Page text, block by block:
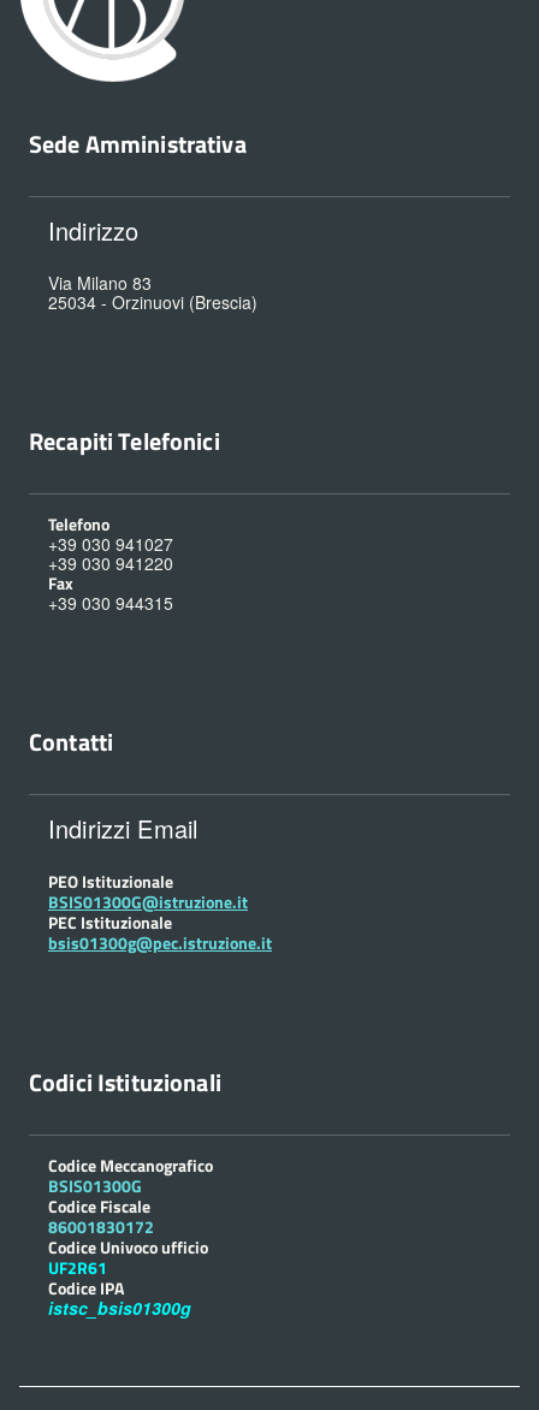
Sede Amministrativa
Indirizzo
Via Milano 83
25034 - Orzinuovi (Brescia)
Recapiti Telefonici
Telefono
+39 030 941027
+39 030 941220
Fax
+39 030 944315
Contatti
Indirizzi Email
PEO Istituzionale
BSIS01300G@istruzione.it
PEC Istituzionale
bsis01300g@pec.istruzione.it
Codici Istituzionali
Codice Meccanografico
BSIS01300G
Codice Fiscale
86001830172
Codice Univoco ufficio
UF2R61
Codice IPA
istsc_bsis01300g